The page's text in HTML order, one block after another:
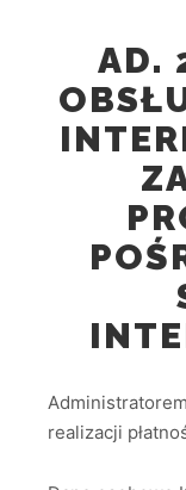
AD.
realizacji